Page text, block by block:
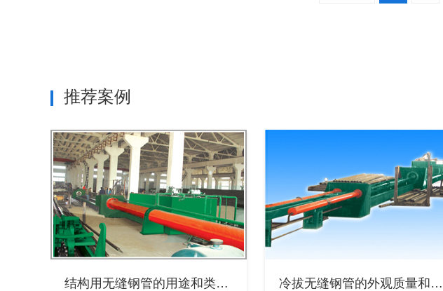
推荐案例
结构用无缝钢管的用途和类… 冷拔无缝钢管的外观质量和…